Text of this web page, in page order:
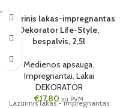
BESPALVĖ
Lazūrinis lakas-impregnantas
Dekorator Life-Style,
bespalvis, 2,5l
Medienos apsauga
Impregnantai Lakai
DEKORATOR
€17,80 su PVM
Lazurinis lakas - impregnantas